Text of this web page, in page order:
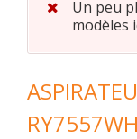
Un peu
modèles
RY7557WH